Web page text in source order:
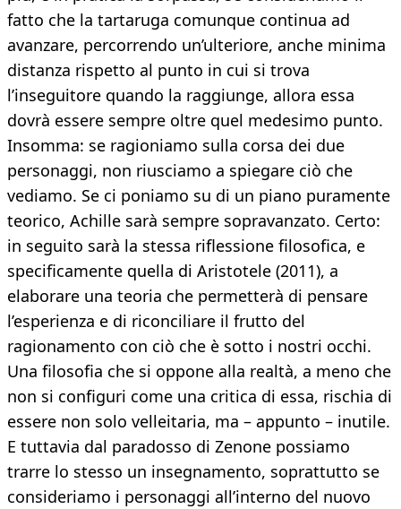
fatto che la tartaruga comunque continua ad
avanzare, percorrendo un’ulteriore, anche minima
distanza rispetto al punto in cui si trova
l’inseguitore quando la raggiunge, allora essa
dovrà essere sempre oltre quel medesimo punto.
Insomma: se ragioniamo sulla corsa dei due
personaggi, non riusciamo a spiegare ciò che
vediamo. Se ci poniamo su di un piano puramente
teorico, Achille sarà sempre sopravanzato. Certo:
in seguito sarà la stessa riflessione filosofica, e
specificamente quella di Aristotele (2011), a
elaborare una teoria che permetterà di pensare
l’esperienza e di riconciliare il frutto del
ragionamento con ciò che è sotto i nostri occhi.
Una filosofia che si oppone alla realtà, a meno che
non si configuri come una critica di essa, rischia di
essere non solo velleitaria, ma – appunto – inutile.
E tuttavia dal paradosso di Zenone possiamo
trarre lo stesso un insegnamento, soprattutto se
consideriamo i personaggi all’interno del nuovo